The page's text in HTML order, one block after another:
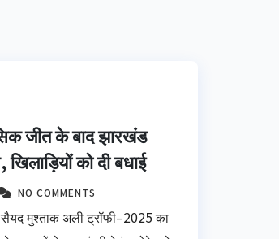
जीत के बाद झारखंड
को दी बधाई
NO COMMENTS
सैयद मुश्ताक अली ट्रॉफी–2025 का